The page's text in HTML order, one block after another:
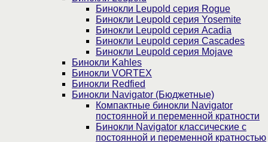
Бинокли Leupold серия Rogue
Бинокли Leupold серия Yosemite
Бинокли Leupold серия Acadia
Бинокли Leupold серия Cascades
Бинокли Leupold серия Mojave
Бинокли Kahles
Бинокли VORTEX
Бинокли Redfied
Бинокли Navigator (Бюджетные)
Компактные бинокли Navigator
постоянной и переменной кратности
Бинокли Navigator классические с
постоянной и переменной кратностью